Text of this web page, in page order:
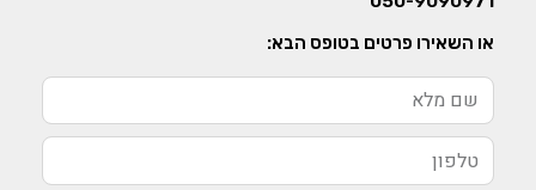
או השאירו פרטים בטופס הבא: